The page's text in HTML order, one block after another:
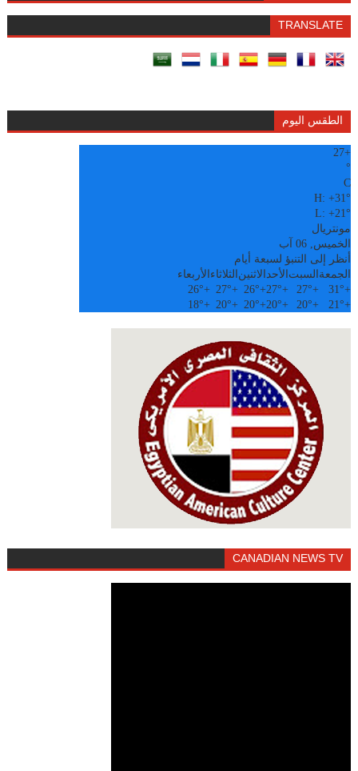
TRANSLATE
الطقس اليوم
+
27
°
C
H:+31°
L:+21°
مونتريال
الخميس, 06 آب
أنظر إلى التنبؤ لسبعة أيام
الجمعة السبت الأحدالاثنين الثلاثاء الأربعاء
+
31°
+
27°
+
27°
+
26°
+
27°
+
26°
+
21°
+
20°
+
20°
+
20°
+
20°
+
18°
CANADIAN NEWS TV